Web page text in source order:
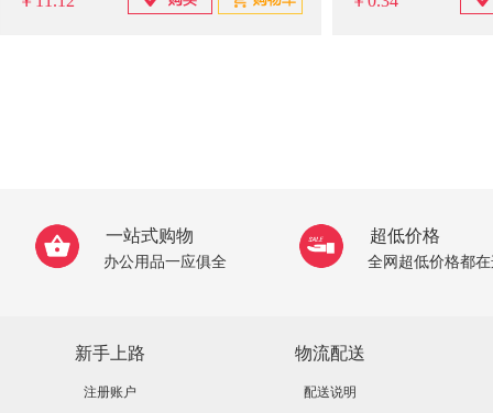
一站式购物
办公用品一应俱全
超低价格
全网超低价格都
新手上路
注册账户
物流配送
配送说明